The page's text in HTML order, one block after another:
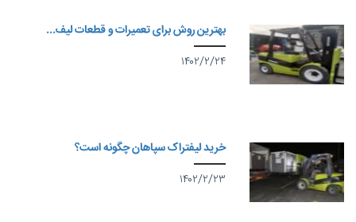
بهترین روش برای تعمیرات و قطعات لیف...
۱۴۰۲/۲/۲۴
خرید لیفتراک سپاهان چگونه است؟
۱۴۰۲/۲/۲۳